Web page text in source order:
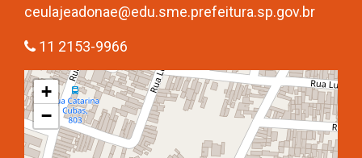
ceulajeadonae@edu.sme.prefeitura.sp.gov.br
11 2153-9966
+
−